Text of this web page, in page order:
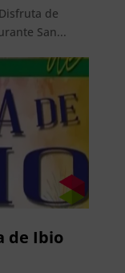
de
San...
de Ibio